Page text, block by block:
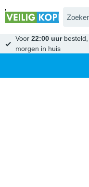
Voor22:00 uurbesteld,
morgen in huis